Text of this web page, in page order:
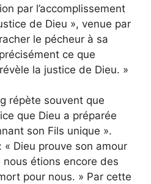
par l’accomplissement
de Dieu », venue par
le pécheur à sa
ce que
la justice de Dieu. »
répète souvent que
que Dieu a préparée
son Fils unique ».
« Dieu prouve son amour
étions encore des
pour nous. » Par cette